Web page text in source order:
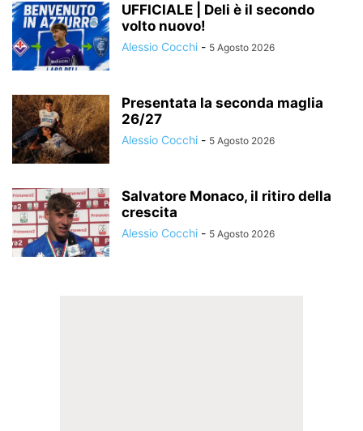
UFFICIALE | Deli è il secondo
volto nuovo!
Alessio Cocchi - 5 Agosto 2026
Presentata la seconda maglia
26/27
Alessio Cocchi - 5 Agosto 2026
Salvatore Monaco, il ritiro della
crescita
Alessio Cocchi - 5 Agosto 2026